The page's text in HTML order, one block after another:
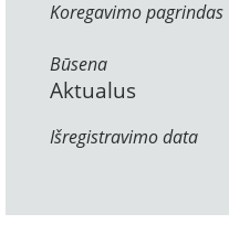
Koregavimo pagrindas
Būsena
Aktualus
Išregistravimo data